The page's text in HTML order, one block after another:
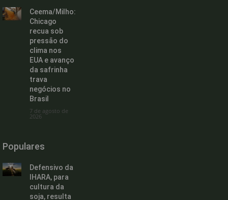
Ceema/Milho:
Chicago
recua sob
pressão do
clima nos
EUA e avanço
da safrinha
trava
negócios no
Brasil
7 de agosto de
2026
Populares
Defensivo da
IHARA, para
cultura da
soja, resulta